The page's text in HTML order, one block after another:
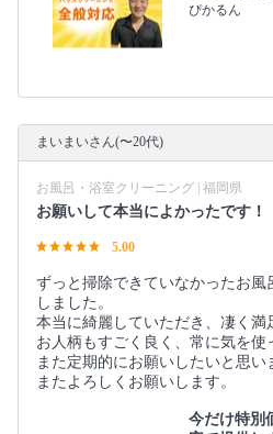
ぴかるん
まいまいさん(〜20代)
お風呂・浴室クリーニング | 福岡県
お願いして本当によかったです！
5.00
ずっと掃除できていなかったお
しました。
本当に綺麗していただき、凄く満
お人柄もすごく良く、常に気を使
また定期的にお願いしたいと思い
またよろしくお願いします。
今だけ特別